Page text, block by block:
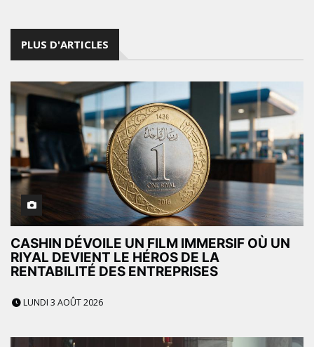
PLUS D'ARTICLES
CASHIN DÉVOILE UN FILM IMMERSIF OÙ UN
RIYAL DEVIENT LE HÉROS DE LA
RENTABILITÉ DES ENTREPRISES
LUNDI 3 AOÛT 2026